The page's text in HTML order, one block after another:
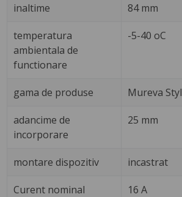
inaltime 84 mm
temperatura
ambientala de
functionare
-5-40 oC
gama de produse Mureva Styl
adancime de
incorporare
25 mm
montare dispozitiv incastrat
Curent nominal 16 A